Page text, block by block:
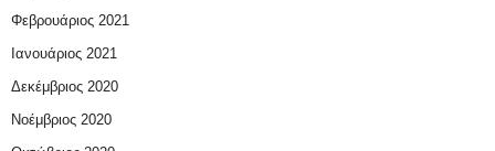
Φεβρουάριος 2021
Ιανουάριος 2021
Δεκέμβριος 2020
Νοέμβριος 2020